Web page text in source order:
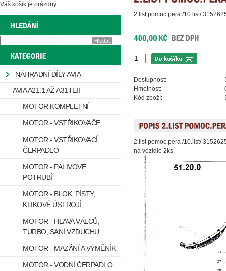
2.list pomoc.pera /10.list/
Dostupnost:
Hmotnost:
Kód zboží:
2.list pomoc.pera /10.list/
na vozidle 2ks
Váš košík je prázdný
NÁHRADNÍ DÍLY AVIA
AVIA A21.1 AŽ A31TEII
MOTOR KOMPLETNÍ
MOTOR - VSTŘIKOVAČE
MOTOR - VSTŘIKOVACÍ
ČERPADLO
MOTOR - PALIVOVÉ
POTRUBÍ
MOTOR - BLOK, PÍSTY,
KLIKOVÉ ÚSTROJÍ
MOTOR - HLAVA VÁLCŮ,
TURBO, SÁNÍ VZDUCHU
MOTOR - MAZÁNÍ A VÝMĚNÍK
MOTOR - VODNÍ ČERPADLO